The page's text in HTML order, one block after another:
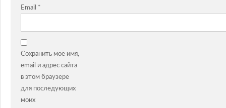
Email *
Сохранить моё имя,
email и адрес сайта
в этом браузере
для последующих
моих